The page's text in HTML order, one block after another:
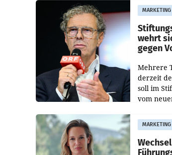
und der
wehrt
gegen
Mehrere
derzeit
soll im
vom
werden.